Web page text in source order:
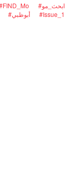
#ابحث_مو
#أبوظبي
#Issue_1